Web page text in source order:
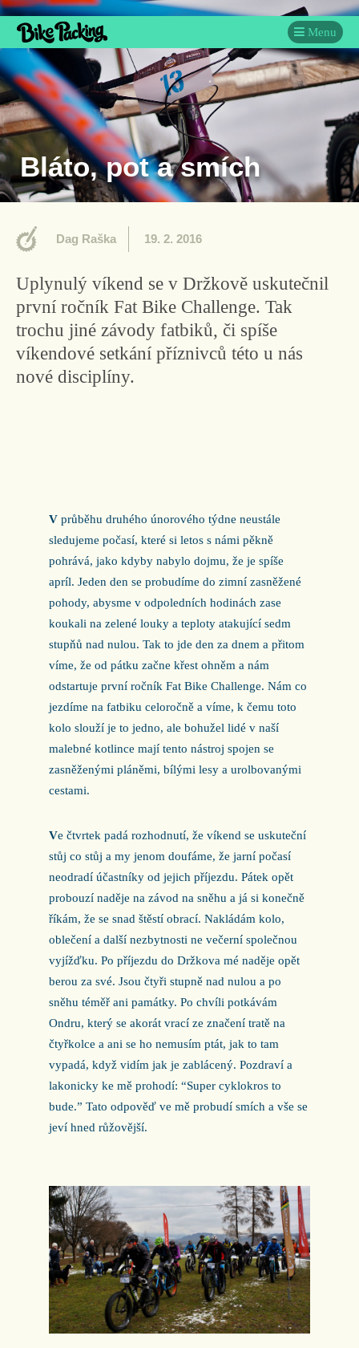
Menu
Bláto, pot a smích
Dag Raška 19. 2. 2016
Uplynulý víkend se v Držkově uskutečnil
první ročník Fat Bike Challenge. Tak
trochu jiné závody fatbiků, či spíše
víkendové setkání příznivců této u nás
nové disciplíny.
Vprůběhu druhého únorového týdne neustále
sledujeme počasí, které si letos s námi pěkně
pohrává, jako kdyby nabylo dojmu, že je spíše
apríl. Jeden den se probudíme do zimní zasněžené
pohody, abysme v odpoledních hodinách zase
koukali na zelené louky a teploty atakující sedm
stupňů nad nulou. Tak to jde den za dnem a přitom
víme, že od pátku začne křest ohněm a nám
odstartuje první ročník Fat Bike Challenge. Nám co
jezdíme na fatbiku celoročně a víme, k čemu toto
kolo slouží je to jedno, ale bohužel lidé v naší
malebné kotlince mají tento nástroj spojen se
zasněženými pláněmi, bílými lesy a urolbovanými
cestami.
Ve čtvrtek padá rozhodnutí, že víkend se uskuteční
stůj co stůj a my jenom doufáme, že jarní počasí
neodradí účastníky od jejich příjezdu. Pátek opět
probouzí naděje na závod na sněhu a já si konečně
říkám, že se snad štěstí obrací. Nakládám kolo,
oblečení a další nezbytnosti ne večerní společnou
vyjížďku. Po příjezdu do Držkova mé naděje opět
berou za své. Jsou čtyři stupně nad nulou a po
sněhu téměř ani památky. Po chvíli potkávám
Ondru, který se akorát vrací ze značení tratě na
čtyřkolce a ani se ho nemusím ptát, jak to tam
vypadá, když vidím jak je zablácený. Pozdraví a
lakonicky ke mě prohodí: “Super cyklokros to
bude.” Tato odpověď ve mě probudí smích a vše se
jeví hned růžovější.